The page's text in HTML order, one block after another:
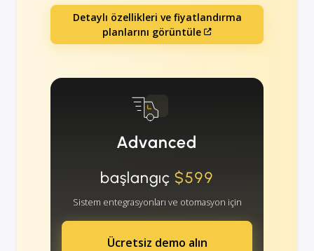
Detaylı özellikleri ve fiyatlandırma
planlarını görüntüle
Advanced
başlangıç$599
Sistem entegrasyonları ve otomasyon için
Ücretsiz demo alın